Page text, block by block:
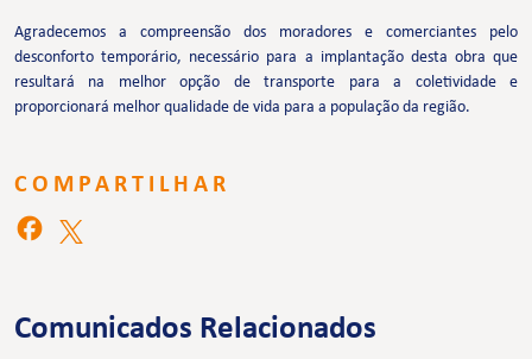
Agradecemos a compreensão dos moradores e comerciantes pelo
desconforto temporário, necessário para a implantação desta obra que
resultará na melhor opção de transporte para a coletividade e
proporcionará melhor qualidade de vida para a população da região.
COMPARTILHAR
Comunicados Relacionados